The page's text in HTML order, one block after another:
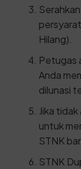
Hilang).
Petugas
Anda
dilunasi
Jika
untuk
STNK
STNK